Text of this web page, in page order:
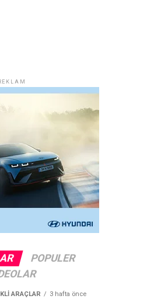
POPULER
ARAÇLAR 3 hafta önce